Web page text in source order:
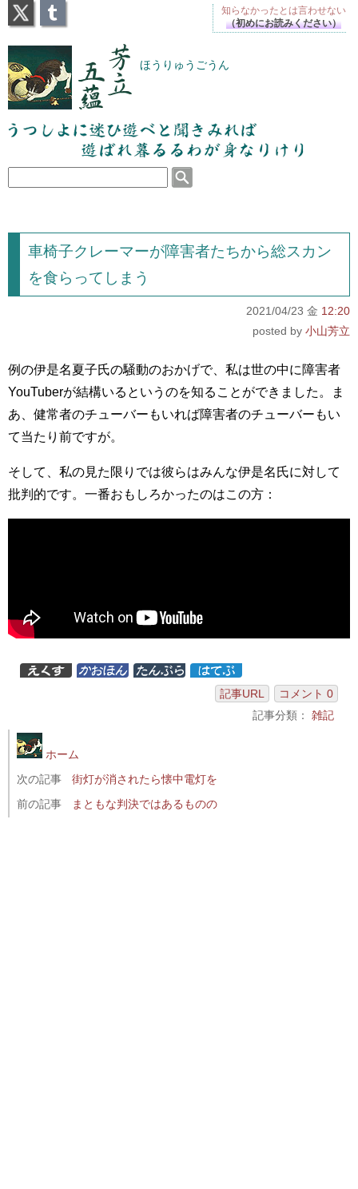
芳立五蘊 ほうりゅうごうん
うつしよに迷ひ遊べと聞きみれば遊ばれ暮るるわが
身なりけり
車椅子クレーマーが障害者たちから総スカン
を食らってしまう
2021/04/23 金 12:20
小山芳立
例の伊是名夏子氏の騒動のおかげで、私は世の中に障害者
YouTuberが結構いるというのを知ることができました。ま
あ、健常者のチューバーもいれば障害者のチューバーもい
て当たり前ですが。
そして、私の見た限りでは彼らはみんな伊是名氏に対して
批判的です。一番おもしろかったのはこの方：
記事URL
コメント 0
記事分類： 雑記
ホーム
次の記事
街灯が消されたら懐中電灯を
前の記事
まともな判決ではあるものの
知らなかったとは言わせない
（初めにお読みください）
X Tumblr